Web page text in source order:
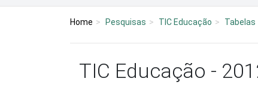
Home Pesquisas TIC Educação Tabelas
TIC Educação -